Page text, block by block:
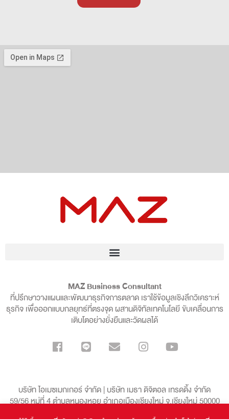
MAZ Business Consultant
ที่ปรึกษาวางแผนและพัฒนาธุรกิจการตลาด เราใช้ข้อมูลเชิงลึกวิเคราะห์
ธุรกิจ เพื่อออกแบบกลยุทธ์ที่ตรงจุด ผสานดิจิทัลเทคโนโลยี ขับเคลื่อนการ
เติบโตอย่างยั่งยืนและวัดผลได้
บริษัท ไอเมซเมกเกอร์ จำกัด | บริษัท เมธา ดิจิตอล เทรดดิ้ง จำกัด
59/56 หมู่ที่ 4 ตำบลหนองหอย อำเภอเมืองเชียงใหม่ จ.เชียงใหม่ 50000